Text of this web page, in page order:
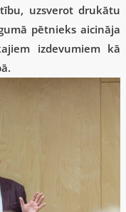
uzsverot drukātu
pētnieks aicināja
izdevumiem kā